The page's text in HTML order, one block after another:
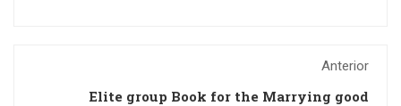
Anterior
Elite group Book for the Marrying good